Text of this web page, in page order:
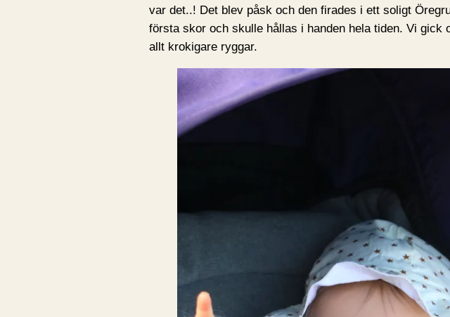
var det..! Det blev påsk och den firades i ett soligt
första skor och skulle hållas i handen hela tiden. Vi gick
allt krokigare ryggar.